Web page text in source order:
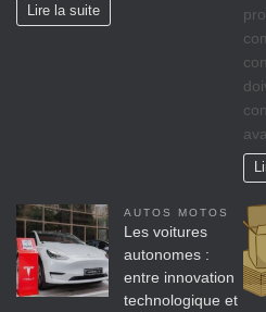
Lire la suite
AUTOS MOTOS
Les voitures
autonomes :
entre innovation
technologique et